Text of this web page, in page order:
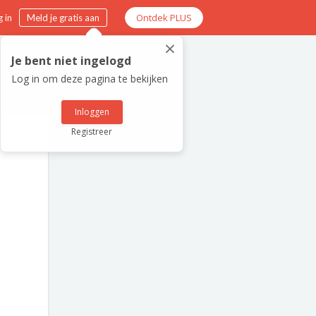
in Meld je gratis aan Ontdek PLUS
×
Je bent niet ingelogd
Log in om deze pagina te bekijken
Inloggen
Registreer